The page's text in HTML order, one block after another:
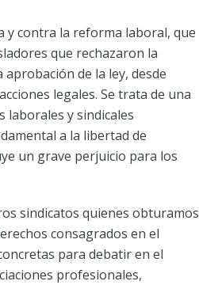
y contra la reforma laboral, que
que rechazaron la
de la ley, desde
legales. Se trata de una
y sindicales
a la libertad de
un grave perjuicio para los
sindicatos quienes obturamos
consagrados en el
para debatir en el
profesionales,